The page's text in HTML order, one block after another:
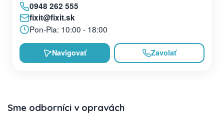
0948 262 555
fixit@fixit.sk
Pon-Pia: 10:00 - 18:00
Navigovať Zavolať
Sme odborníci v opravách